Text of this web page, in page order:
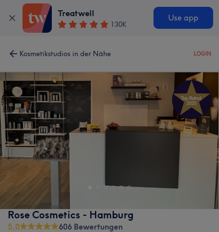
Treatwell
130K
Use app
Kosmetikstudios in der Nähe LOGIN
Rose Cosmetics - Hamburg
5,0
606 Bewertungen